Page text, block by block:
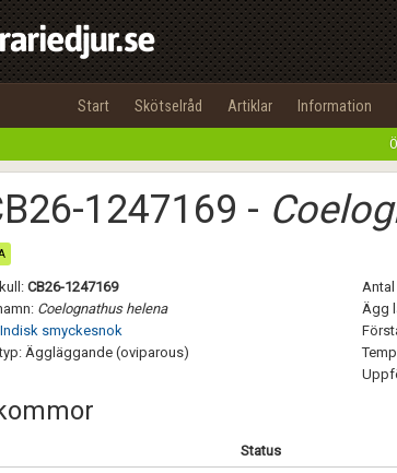
Start Skötselråd Artiklar Information
1247169 -
CB26-1247169
Coelognathus helena
Indisk smyckesnok
Äggläggande (oviparous)
Antal
Ägg
Status
integritetspolicy
Namn:
Epost:
Lösenord:
Terms of Service
Begär nytt